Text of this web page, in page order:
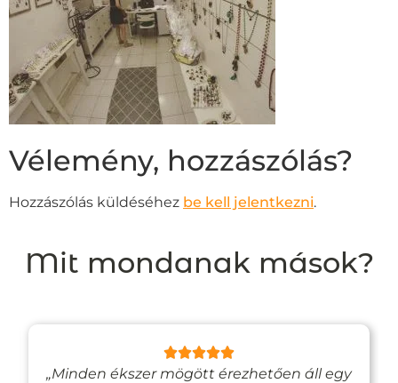
Vélemény, hozzászólás?
Hozzászólás küldéséhez be kell jelentkezni.
Mit mondanak mások?
„Minden ékszer mögött érezhetően áll egy